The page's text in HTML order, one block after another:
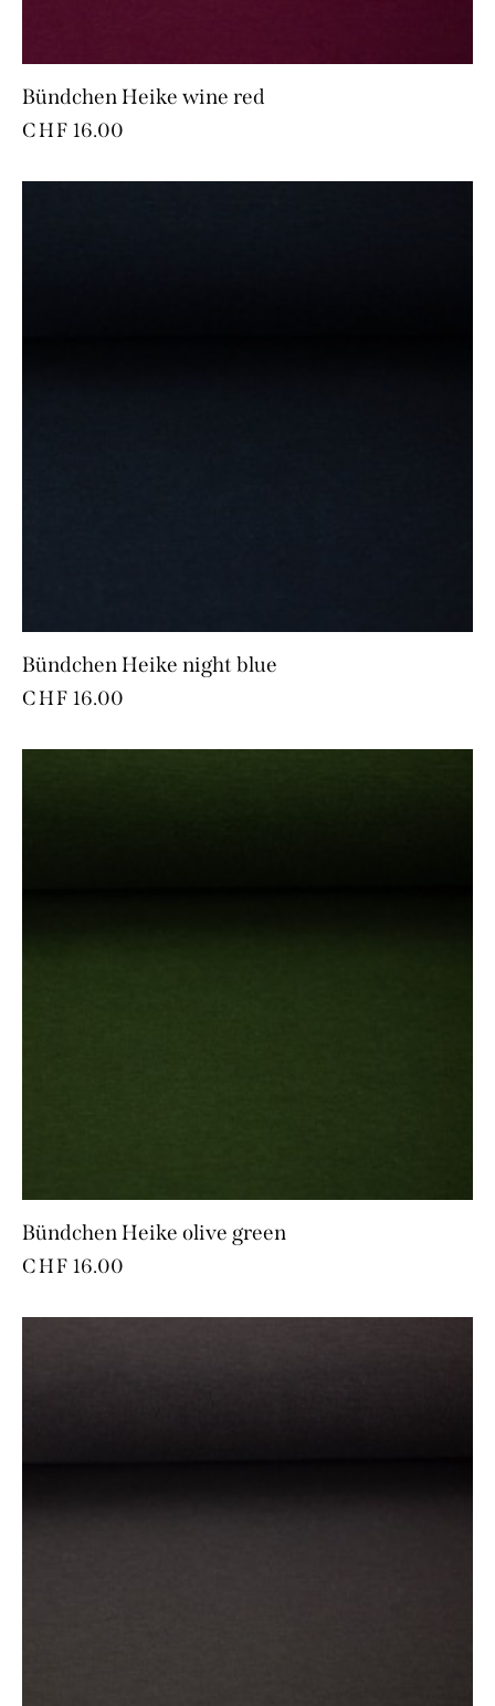
Bündchen Heike wine red
CHF 16.00
Bündchen Heike night blue
CHF 16.00
Bündchen Heike olive green
CHF 16.00